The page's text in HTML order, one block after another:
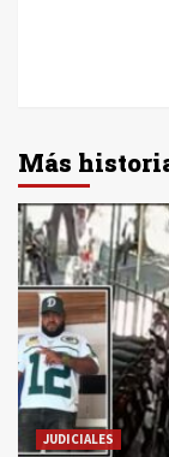
Más
JUDICIALES